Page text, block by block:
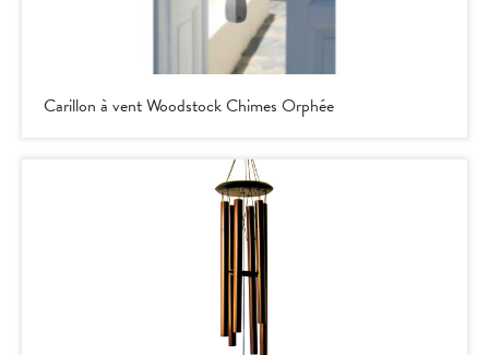
Carillon à vent Woodstock Chimes Orphée